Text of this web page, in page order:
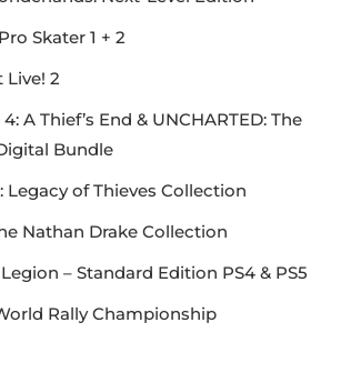
Skater 1 + 2
Live! 2
A Thief’s End & UNCHARTED: The
Bundle
Legacy of Thieves Collection
Nathan Drake Collection
– Standard Edition PS4 & PS5
Rally Championship